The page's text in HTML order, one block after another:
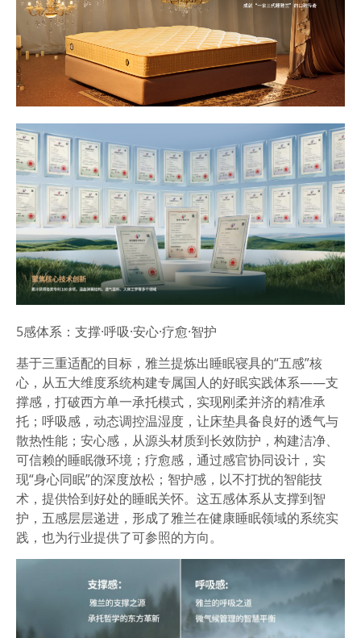
5感体系： 支撑·呼吸·安心·疗愈·智护
基于三重适配的目标，雅兰提炼出睡眠寝具的“五感”核
心 ，从五大维度系统构建专属国人的好眠实践体系——支
撑感 ，打破西方单一承托模式，实现刚柔并济的精准承
托； 呼吸感 ，动态调控温湿度，让床垫具备良好的透气与
散热性能； 安心感 ，从源头材质到长效防护，构建洁净、
可信赖的睡眠微环境； 疗愈感 ，通过感官协同设计，实
现“身心同眠”的深度放松； 智护感 ，以不打扰的智能技
术，提供恰到好处的睡眠关怀。 这五感体系从支撑到智
护，五感层层递进，形成了雅兰在健康睡眠领域的系统实
践，也为行业提供了可参照的方向。